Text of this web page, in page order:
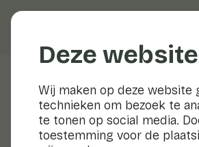
Deze
Wij maken op deze website
technieken om bezoek te
te tonen op social media.
toestemming voor de